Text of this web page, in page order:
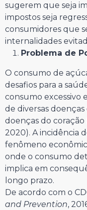
sugerem que seja
impostos seja
consumidores que
internalidades
Problema de
O consumo de
desafios para a
consumo excessivo
de diversas
doenças do coração
2020). A incidência
fenômeno
onde o consumo
implica em
longo prazo.
De acordo com o
and Prevention,